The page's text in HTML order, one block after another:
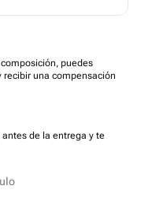
puedes
una compensación
de la entrega y te